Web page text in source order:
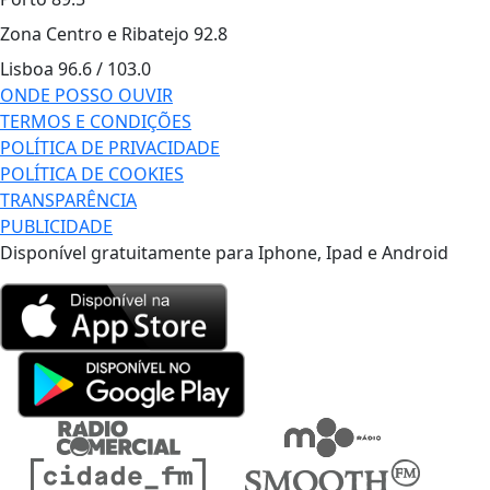
Zona Centro e Ribatejo 92.8
Lisboa 96.6 / 103.0
ONDE POSSO OUVIR
TERMOS E CONDIÇÕES
POLÍTICA DE PRIVACIDADE
POLÍTICA DE COOKIES
TRANSPARÊNCIA
PUBLICIDADE
Disponível gratuitamente para Iphone, Ipad e Android